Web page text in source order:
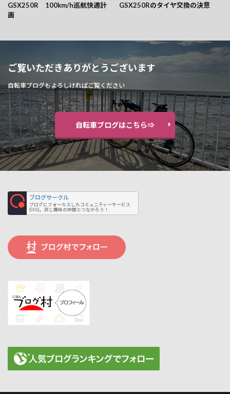
GSX250R 100km/h巡航快適計
画
GSX250Rのタイヤ交換の決意
ご覧いただきありがとうございます
自転車ブログもよろしければご覧ください
自転車ブログはこちら⇒
ブログサークル
ブログにフォーカスしたコミュニティーサービス
(SNS)。同じ趣味の仲間とつながろう！